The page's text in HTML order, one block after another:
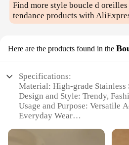
Find more styleboucle d
tendance products with
Here are the products found in the
Specifications:
Material: High-grade Stainless
Design and Style: Trendy,
Usage and Purpose: Versatile
Everyday Wear
Performance and Property: